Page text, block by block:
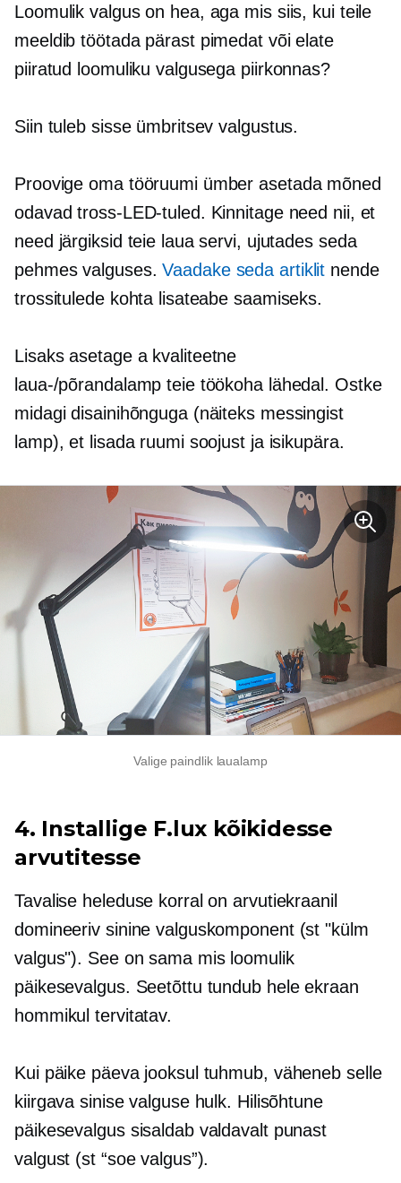
Loomulik valgus on hea, aga mis siis, kui teile
meeldib töötada pärast pimedat või elate
piiratud loomuliku valgusega piirkonnas?
Siin tuleb sisse ümbritsev valgustus.
Proovige oma tööruumi ümber asetada mõned
odavad tross-LED-tuled. Kinnitage need nii, et
need järgiksid teie laua servi, ujutades seda
pehmes valguses.Vaadake seda artiklit nende
trossitulede kohta lisateabe saamiseks.
Lisaks asetage a kvaliteetne
laua-/põrandalamp teie töökoha lähedal. Ostke
midagi disainihõnguga (näiteks messingist
lamp), et lisada ruumi soojust ja isikupära.
Valige paindlik laualamp
4. Installige F.lux kõikidesse
arvutitesse
Tavalise heleduse korral on arvutiekraanil
domineeriv sinine valguskomponent (st "külm
valgus"). See on sama mis loomulik
päikesevalgus. Seetõttu tundub hele ekraan
hommikul tervitatav.
Kui päike päeva jooksul tuhmub, väheneb selle
kiirgava sinise valguse hulk. Hilisõhtune
päikesevalgus sisaldab valdavalt punast
valgust (st “soe valgus”).